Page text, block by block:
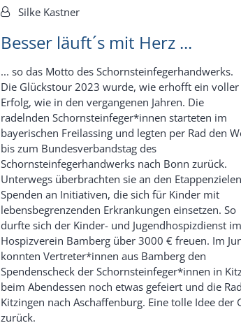
Von:Silke Kastner
Besser läuft´s mit Herz ...
... so das Motto des Schornsteinfegerhandwerks.
Die Glückstour 2023 wurde, wie erhofft ein voller
Erfolg, wie in den vergangenen Jahren. Die
radelnden Schornsteinfeger*innen starteten im
bayerischen Freilassing und legten per Rad den
bis zum Bundesverbandstag des
Schornsteinfegerhandwerks nach Bonn zurück.
Unterwegs überbrachten sie an den Etappenzielen
Spenden an Initiativen, die sich für Kinder mit
lebensbegrenzenden Erkrankungen einsetzen. So
durfte sich der Kinder- und Jugendhospizdienst im
Hospizverein Bamberg über 3000 € freuen. Im
konnten Vertreter*innen aus Bamberg den
Spendenscheck der Schornsteinfeger*innen in
beim Abendessen noch etwas gefeiert und die
Kitzingen nach Aschaffenburg. Eine tolle Idee
zurück.